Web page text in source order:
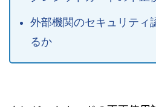
外部機関のセキュリティ
るか